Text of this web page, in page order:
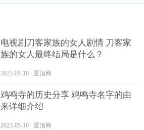
电视剧刀客家族的女人剧情 刀客家
族的女人最终结局是什么？
2023-05-10 置顶网
鸡鸣寺的历史分享 鸡鸣寺名字的由
来详细介绍
2023-05-10 置顶网